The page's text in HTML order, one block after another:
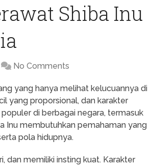
Shiba Inu
No Comments
yang hanya melihat kelucuannya di
yang proporsional, dan karakter
di berbagai negara, termasuk
Inu membutuhkan pemahaman yang
pola hidupnya.
dan memiliki insting kuat. Karakter